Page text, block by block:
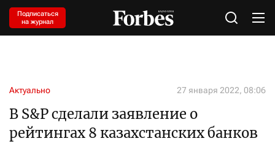
Подписаться
на журнал
Актуально 27 января 2022, 08:06
В S&P сделали заявление о
рейтингах 8 казахстанских банков